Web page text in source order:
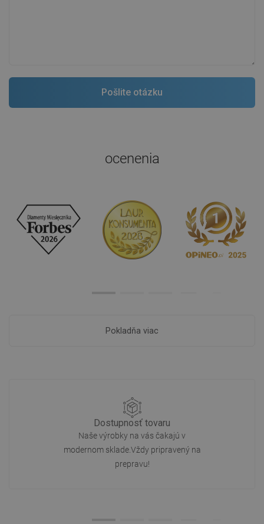
ocenenia
Pokladňa viac
Dostupnosť tovaru
Naše výrobky na vás čakajú v
modernom sklade.Vždy pripravený na
prepravu!